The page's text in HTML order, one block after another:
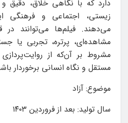
دارد که با نگاهی خلاق، دقیق
زیستی، اجتماعی و فرهنگی
می‌دهند. فیلم‌ها می‌توانند
مشاهده‌ای، پرتره، تجربی یا
مشروط بر آن‌که از
مستقل و نگاه انسانی برخوردار
موضوع: آزاد
سال توليد: بعد از فروردین ۱۴۰۳